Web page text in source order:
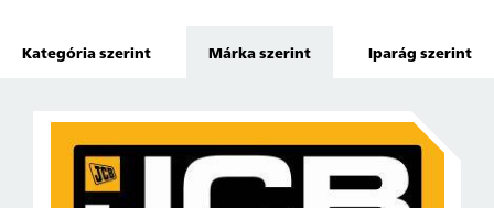
Kategória szerint Márka szerint Iparág szerint